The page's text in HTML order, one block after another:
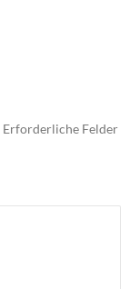
Erforderliche Felder